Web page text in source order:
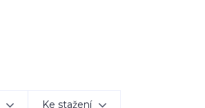
Ke stažení